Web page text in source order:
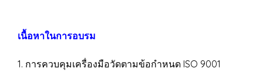
เนื้อหาในการอบรม
1. การควบคุมเครื่องมือวัดตามข้อกำหนด ISO 9001